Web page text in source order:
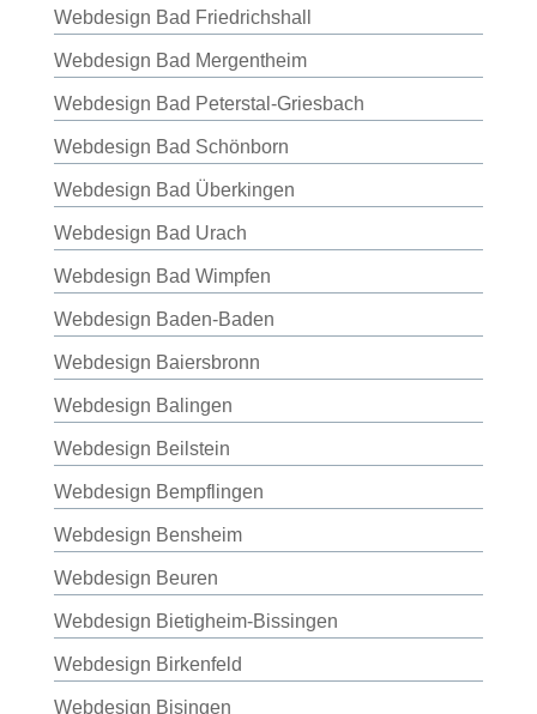
Webdesign Bad Friedrichshall
Webdesign Bad Mergentheim
Webdesign Bad Peterstal-Griesbach
Webdesign Bad Schönborn
Webdesign Bad Überkingen
Webdesign Bad Urach
Webdesign Bad Wimpfen
Webdesign Baden-Baden
Webdesign Baiersbronn
Webdesign Balingen
Webdesign Beilstein
Webdesign Bempflingen
Webdesign Bensheim
Webdesign Beuren
Webdesign Bietigheim-Bissingen
Webdesign Birkenfeld
Webdesign Bisingen